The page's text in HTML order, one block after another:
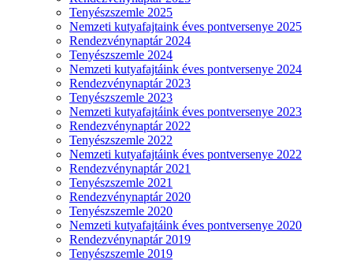
Tenyészszemle 2025
Nemzeti kutyafajtaink éves pontversenye 2025
Rendezvénynaptár 2024
Tenyészszemle 2024
Nemzeti kutyafajtáink éves pontversenye 2024
Rendezvénynaptár 2023
Tenyészszemle 2023
Nemzeti kutyafajtáink éves pontversenye 2023
Rendezvénynaptár 2022
Tenyészszemle 2022
Nemzeti kutyafajtáink éves pontversenye 2022
Rendezvénynaptár 2021
Tenyészszemle 2021
Rendezvénynaptár 2020
Tenyészszemle 2020
Nemzeti kutyafajtáink éves pontversenye 2020
Rendezvénynaptár 2019
Tenyészszemle 2019